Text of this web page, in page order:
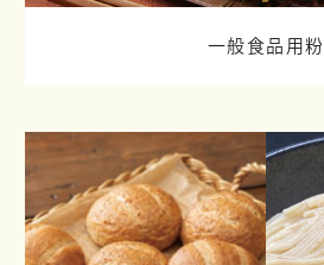
一般食品用粉